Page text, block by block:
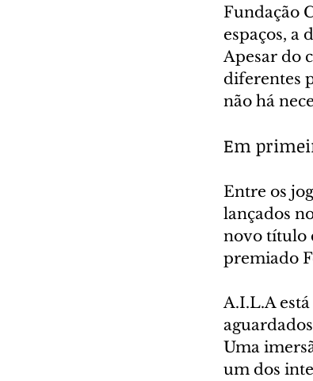
Fundação
espaços, a
Apesar do
diferentes
não há
Em
Entre os
lançados
novo título
premiado
A.I.L.A
Uma
um dos